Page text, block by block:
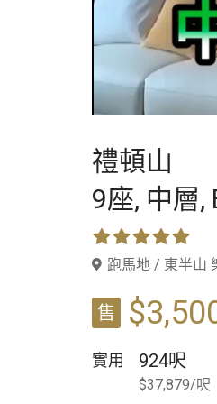
禮頓山
9座, 中層,
跑馬地 / 東半山
售
實用 924呎
$37,879/呎